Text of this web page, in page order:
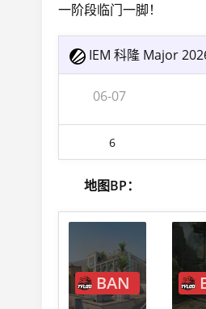
一阶段临门一脚！
IEM 科隆 Major
06-07
6
地图BP：
BAN